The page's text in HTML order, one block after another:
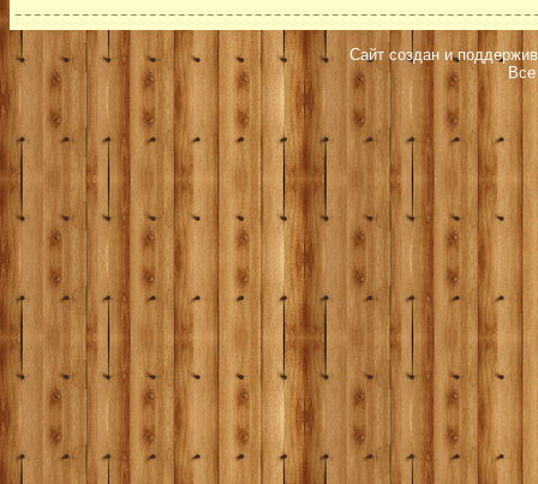
Сайт создан и